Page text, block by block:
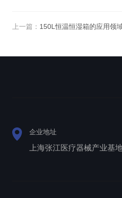
上一篇： 150L恒温恒湿箱的应用领
企业地址